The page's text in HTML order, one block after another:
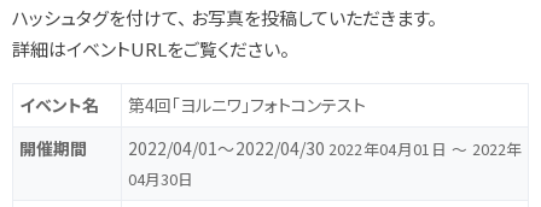
ハッシュタグを付けて、 お写真を投稿していただきます。
詳細はイベントURLをご覧ください。
イベント名
第4回「ヨルニワ」フォトコンテスト
開催期間
2022/04/01〜2022/04/30 2022年04月01日 〜 2022年
04月30日